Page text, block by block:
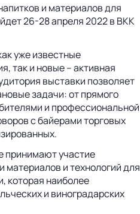
и материалов для
26-28 апреля 2022 в ВКК
уже известные
так и новые – активная
выставки позволяет
задачи: от прямого
и профессиональной
с байерами торговых
принимают участие
материалов и технологий для
которая наиболее
и виноградарских